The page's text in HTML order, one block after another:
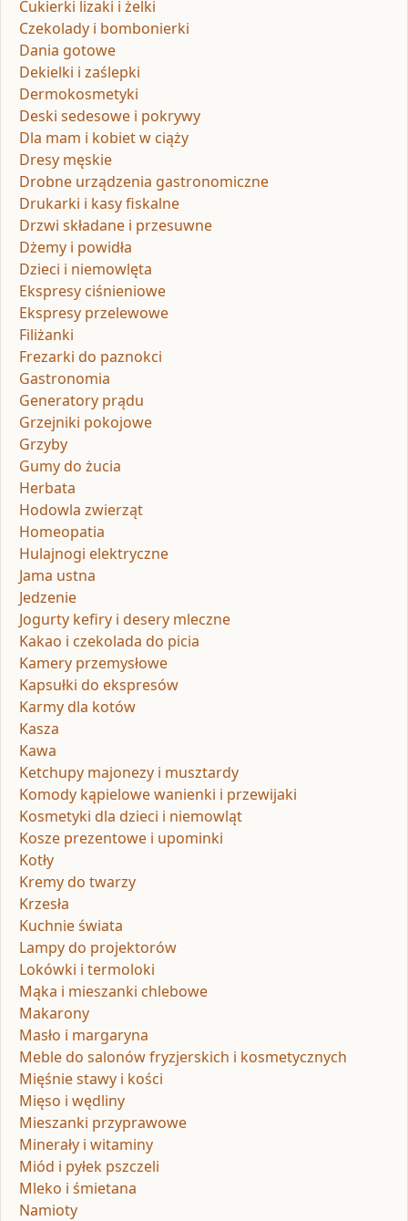
Cukierki lizaki i żelki
Czekolady i bombonierki
Dania gotowe
Dekielki i zaślepki
Dermokosmetyki
Deski sedesowe i pokrywy
Dla mam i kobiet w ciąży
Dresy męskie
Drobne urządzenia gastronomiczne
Drukarki i kasy fiskalne
Drzwi składane i przesuwne
Dżemy i powidła
Dzieci i niemowlęta
Ekspresy ciśnieniowe
Ekspresy przelewowe
Filiżanki
Frezarki do paznokci
Gastronomia
Generatory prądu
Grzejniki pokojowe
Grzyby
Gumy do żucia
Herbata
Hodowla zwierząt
Homeopatia
Hulajnogi elektryczne
Jama ustna
Jedzenie
Jogurty kefiry i desery mleczne
Kakao i czekolada do picia
Kamery przemysłowe
Kapsułki do ekspresów
Karmy dla kotów
Kasza
Kawa
Ketchupy majonezy i musztardy
Komody kąpielowe wanienki i przewijaki
Kosmetyki dla dzieci i niemowląt
Kosze prezentowe i upominki
Kotły
Kremy do twarzy
Krzesła
Kuchnie świata
Lampy do projektorów
Lokówki i termoloki
Mąka i mieszanki chlebowe
Makarony
Masło i margaryna
Meble do salonów fryzjerskich i kosmetycznych
Mięśnie stawy i kości
Mięso i wędliny
Mieszanki przyprawowe
Minerały i witaminy
Miód i pyłek pszczeli
Mleko i śmietana
Namioty